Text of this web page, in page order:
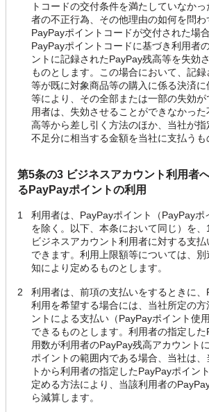
トコードの交付条件を満たしていなか
者の不正行為、その他理由の如何を問わ
PayPayポイントコードが交付された場
PayPayポイントコードに基づき利用者
ントに記録されたPayPay残高等を失効
ものとします。この場合において、記
等が既に対象商品等の購入に係る決済に
等により、その全部または一部の失効が
用者は、失効させることができなかっ
高等から差し引く方法のほか、当社が
不足分に相当する金額を当社に支払うも
第5条の3 ビジネスアカウント利用者
るPayPayポイントの利用
1
利用者は、PayPayポイント（PayPayポ
を除く。以下、本条において同じ）を
ビジネスアカウント利用者に対する支
できます。利用上限額等については、
知により定めるものとします。
2
利用者は、前項の支払いをするときに
利用を希望する場合には、当社所定の方
ントによる支払い（PayPayポイント使
できるものとします。利用者の指定し
用数が利用者のPayPay残高アカウント
ポイントの範囲内である場合、当社は
トから利用者の指定したPayPayポイン
定める方法により、当該利用者の
ら減算します。